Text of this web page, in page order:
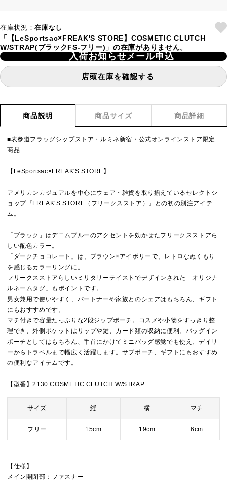
在庫状況：在庫なし
「【LeSportsac×FREAK'S STORE】COSMETIC CLUTCH
W/STRAP(ブラックFS-フリー)」の在庫がありません。
入荷お知らせメール申込
店頭在庫を確認する
商品説明 商品サイズ 商品詳細
■表参道フラッグシップストア・ルミネ新宿・公式オンラインストア限定
商品
【LeSportsac×FREAK'S STORE】
アメリカンカジュアルを中心にウェア・雑貨を取り揃えているセレクトシ
ョップ『FREAK‘S STORE（フリークスストア）』との初の別注アイテ
ム。
「ブラック」はデニムブルーのアクセントを効かせたフリークスストアら
しい配色カラー。
「ダークチョコレート」は、ブラウン×アイボリーで、レトロなぬくもり
を感じるカラーリングに。
フリークスストアらしいミリタリーテイストでデザインされた「オリジナ
ルネームタグ」もポイントです。
男女兼用で使いやすく、パートナーや家族とのシェアはもちろん、ギフト
にもおすすめです。
マチ付きで容量たっぷりな2段ジップポーチ。コスメや小物をすっきり整
理でき、外側ポケットはリップや鍵、カード類の収納に便利。バッグイン
ポーチとしてはもちろん、手首にかけてミニバッグ感覚でも使え、デイリ
ーからトラベルまで幅広く活躍します。サブポーチ、ギフトにもおすすめ
の便利なアイテムです。
【型番】2130 COSMETIC CLUTCH W/STRAP
サイズ 縦 横 マチ
フリー 15cm 19cm 6cm
【仕様】
メイン開閉部：ファスナー